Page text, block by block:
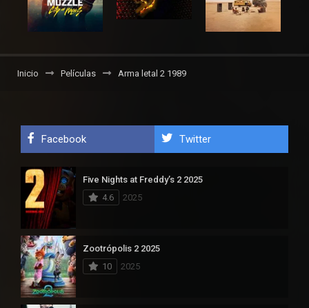
Inicio Películas Arma letal 2 1989
Facebook Twitter
Five Nights at Freddy’s 2 2025
4.6
2025
Zootrópolis 2 2025
10
2025